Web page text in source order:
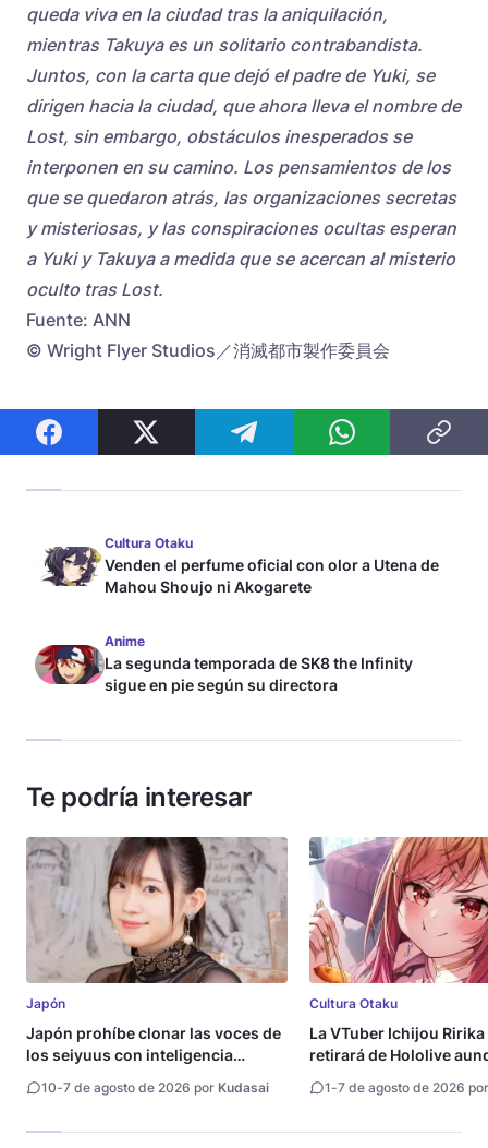
queda viva en la ciudad tras la aniquilación,
mientras Takuya es un solitario contrabandista.
Juntos, con la carta que dejó el padre de Yuki, se
dirigen hacia la ciudad, que ahora lleva el nombre de
Lost, sin embargo, obstáculos inesperados se
interponen en su camino. Los pensamientos de los
que se quedaron atrás, las organizaciones secretas
y misteriosas, y las conspiraciones ocultas esperan
a Yuki y Takuya a medida que se acercan al misterio
oculto tras Lost.
Fuente: ANN
© Wright Flyer Studios／消滅都市製作委員会
Cultura Otaku
Venden el perfume oficial con olor a Utena de
Mahou Shoujo ni Akogarete
Anime
La segunda temporada de SK8 the Infinity
sigue en pie según su directora
Te podría interesar
Japón
Japón prohíbe clonar las voces de
los seiyuus con inteligencia
10-7 de agosto de 2026 por Kudasai
Cultura Otaku
La VTuber Ichijou Ririka
retirará de Hololive
1-7 de agosto de 2026